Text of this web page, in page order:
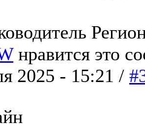
нравится это
2025 - 15:21 /